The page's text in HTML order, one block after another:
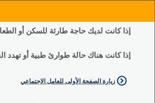
إذا كانت لديك حاجة طارئة للسكن أو
إذا كانت هناك حالة طوارئ طبية أو تهدد
زيارة الصفحة الأولى للعامل الاجتماعي